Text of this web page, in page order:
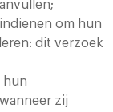
om hun
dit verzoek
hun
zij